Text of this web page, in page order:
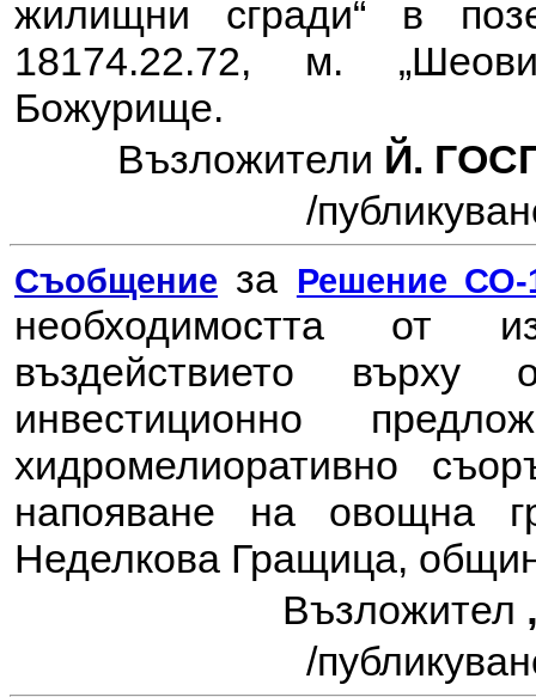
жилищни сгради“ в
18174.22.72, м.
Божурище.
Възложители Й.
/
Съобщение за Решение СО-
необходимостта от
въздействието
инвестиционно
хидромелиоративно
напояване на овощна
Неделкова Гращица,
Възложител
/